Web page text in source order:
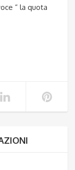
“ la quota